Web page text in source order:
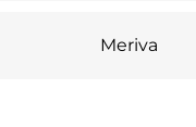
Meriva